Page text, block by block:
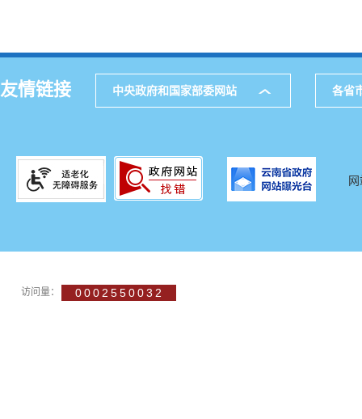
友情链接 中央政府和国家部委网站 各省
访问量： 0002550032